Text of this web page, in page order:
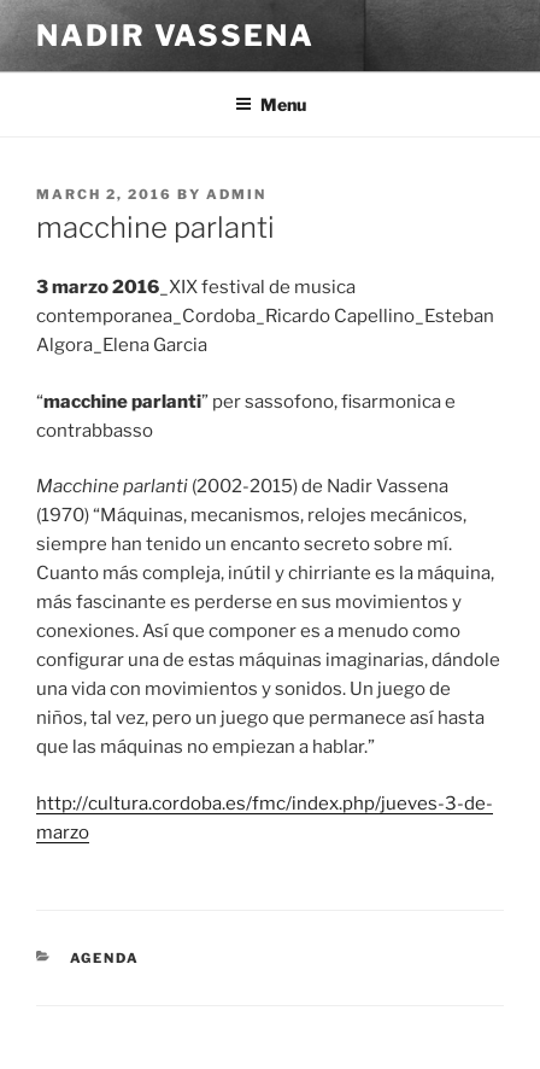
Skip
to
content
NADIR VASSENA
Menu
POSTED
MARCH 2, 2016 BY ADMIN
macchine parlanti
3 marzo 2016 _XIX festival de musica
contemporanea_Cordoba_Ricardo Capellino_Esteban
Algora_Elena Garcia
“macchine parlanti” per sassofono, fisarmonica e
contrabbasso
Macchine parlanti (2002-2015) de Nadir Vassena
(1970) “Máquinas, mecanismos, relojes mecánicos,
siempre han tenido un encanto secreto sobre mí.
Cuanto más compleja, inútil y chirriante es la máquina,
más fascinante es perderse en sus movimientos y
conexiones. Así que componer es a menudo como
configurar una de estas máquinas imaginarias, dándole
una vida con movimientos y sonidos. Un juego de
niños, tal vez, pero un juego que permanece así hasta
que las máquinas no empiezan a hablar.”
http://cultura.cordoba.es/fmc/index.php/jueves-3-de-
marzo
CATEGORIES
AGENDA